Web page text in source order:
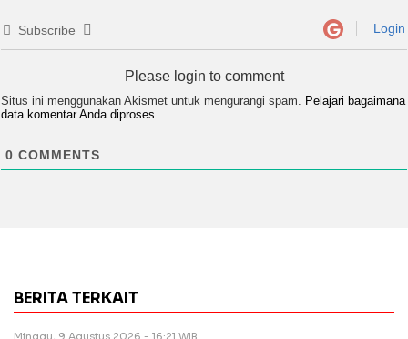
Subscribe Login
Please login to comment
Situs ini menggunakan Akismet untuk mengurangi spam. Pelajari bagaimana
data komentar Anda diproses
0 COMMENTS
BERITA TERKAIT
Minggu, 9 Agustus 2026 - 16:21 WIB